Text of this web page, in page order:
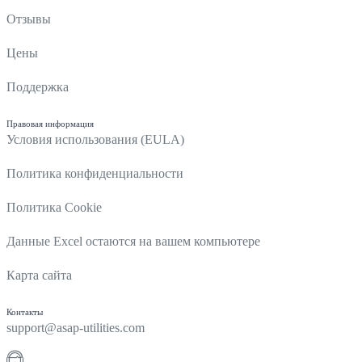
Отзывы
Цены
Поддержка
Правовая информация
Условия использования (EULA)
Политика конфиденциальности
Политика Cookie
Данные Excel остаются на вашем компьютере
Карта сайта
Контакты
support@asap-utilities.com